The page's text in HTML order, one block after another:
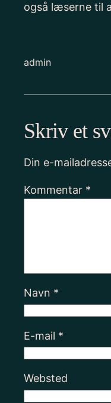
også læserne til
admin
Skriv et
Din e-
Kommentar *
Navn *
E-mail *
Websted